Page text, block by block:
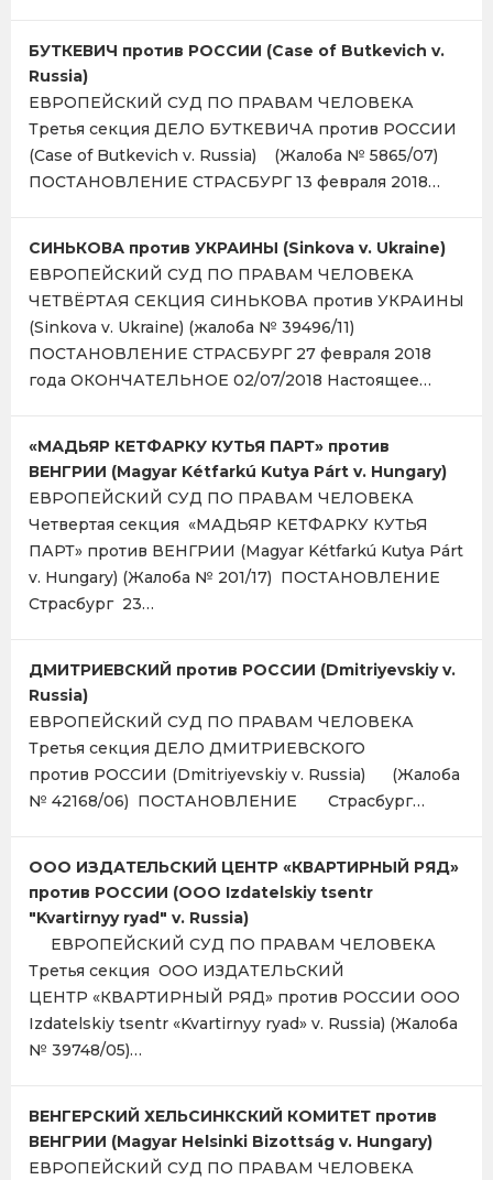
БУТКЕВИЧ против РОССИИ (Case of Butkevich v.
Russia)
ЕВРОПЕЙСКИЙ СУД ПО ПРАВАМ ЧЕЛОВЕКА
Третья секция ДЕЛО БУТКЕВИЧА против РОССИИ
(Case of Butkevich v. Russia) (Жалоба № 5865/07)
ПОСТАНОВЛЕНИЕ СТРАСБУРГ 13 февраля 2018…
СИНЬКОВА против УКРАИНЫ (Sinkova v. Ukraine)
ЕВРОПЕЙСКИЙ СУД ПО ПРАВАМ ЧЕЛОВЕКА
ЧЕТВЁРТАЯ СЕКЦИЯ СИНЬКОВА против УКРАИНЫ
(Sinkova v. Ukraine) (жалоба № 39496/11)
ПОСТАНОВЛЕНИЕ СТРАСБУРГ 27 февраля 2018
года ОКОНЧАТЕЛЬНОЕ 02/07/2018 Настоящее…
«МАДЬЯР КЕТФАРКУ КУТЬЯ ПАРТ» против
ВЕНГРИИ (Magyar Kétfarkú Kutya Párt v. Hungary)
ЕВРОПЕЙСКИЙ СУД ПО ПРАВАМ ЧЕЛОВЕКА
Четвертая секция «МАДЬЯР КЕТФАРКУ КУТЬЯ
ПАРТ» против ВЕНГРИИ (Magyar Kétfarkú Kutya Párt
v. Hungary) (Жалоба № 201/17) ПОСТАНОВЛЕНИЕ
Страсбург 23…
ДМИТРИЕВСКИЙ против РОССИИ (Dmitriyevskiy v.
Russia)
ЕВРОПЕЙСКИЙ СУД ПО ПРАВАМ ЧЕЛОВЕКА
Третья секция ДЕЛО ДМИТРИЕВСКОГО
против РОССИИ (Dmitriyevskiy v. Russia) (Жалоба
№ 42168/06) ПОСТАНОВЛЕНИЕ Страсбург…
OOO ИЗДАТЕЛЬСКИЙ ЦЕНТР «КВАРТИРНЫЙ РЯД»
против РОССИИ (OOO Izdatelskiy tsentr
"Kvartirnyy ryad" v. Russia)
ЕВРОПЕЙСКИЙ СУД ПО ПРАВАМ ЧЕЛОВЕКА
Третья секция OOO ИЗДАТЕЛЬСКИЙ
ЦЕНТР «КВАРТИРНЫЙ РЯД» против РОССИИ OOO
Izdatelskiy tsentr «Kvartirnyy ryad» v. Russia) (Жалоба
№ 39748/05)…
ВЕНГЕРСКИЙ ХЕЛЬСИНКСКИЙ КОМИТЕТ против
ВЕНГРИИ (Magyar Helsinki Bizottság v. Hungary)
ЕВРОПЕЙСКИЙ СУД ПО ПРАВАМ ЧЕЛОВЕКА